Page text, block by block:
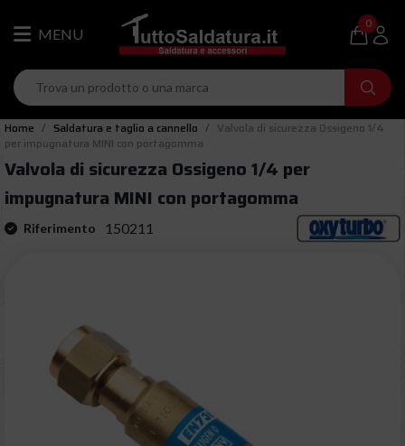
0
Home Saldatura e taglio a cannello
Valvola di sicurezza Ossigeno 1/4
per impugnatura MINI con portagomma
Valvola di sicurezza Ossigeno 1/4 per
impugnatura MINI con portagomma
Riferimento 150211